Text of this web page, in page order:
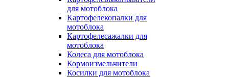
для мотоблока
Картофелекопалки для
мотоблока
Картофелесажалки для
мотоблока
Колеса для мотоблока
Кормоизмельчители
Косилки для мотоблока